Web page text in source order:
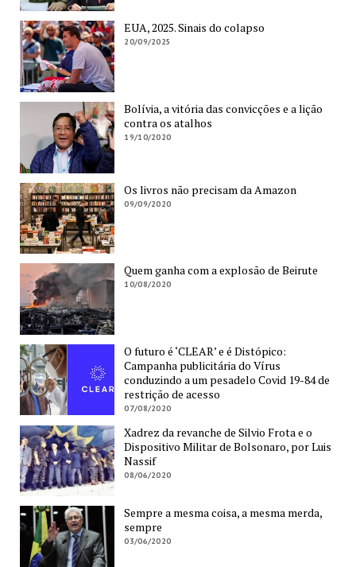
EUA, 2025. Sinais do colapso
20/09/2025
Bolívia, a vitória das convicções e a lição
contra os atalhos
19/10/2020
Os livros não precisam da Amazon
09/09/2020
Quem ganha com a explosão de Beirute
10/08/2020
O futuro é ‘CLEAR’ e é Distópico:
Campanha publicitária do Vírus
conduzindo a um pesadelo Covid 19-84 de
restrição de acesso
07/08/2020
Xadrez da revanche de Silvio Frota e o
Dispositivo Militar de Bolsonaro, por Luis
Nassif
08/06/2020
Sempre a mesma coisa, a mesma merda,
sempre
03/06/2020